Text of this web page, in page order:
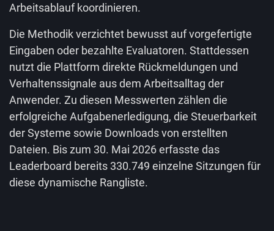
Arbeitsablauf koordinieren.
Die Methodik verzichtet bewusst auf vorgefertigte
Eingaben oder bezahlte Evaluatoren. Stattdessen
nutzt die Plattform direkte Rückmeldungen und
Verhaltenssignale aus dem Arbeitsalltag der
Anwender. Zu diesen Messwerten zählen die
erfolgreiche Aufgabenerledigung, die Steuerbarkeit
der Systeme sowie Downloads von erstellten
Dateien. Bis zum 30. Mai 2026 erfasste das
Leaderboard bereits 330.749 einzelne Sitzungen für
diese dynamische Rangliste.